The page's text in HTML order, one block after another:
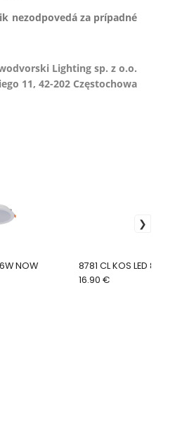
nezodpovedá za prípadné
Lighting sp. z o.o.
11, 42-202 Częstochowa
NOW
8781 CL KOS LED 8W
16.90 €